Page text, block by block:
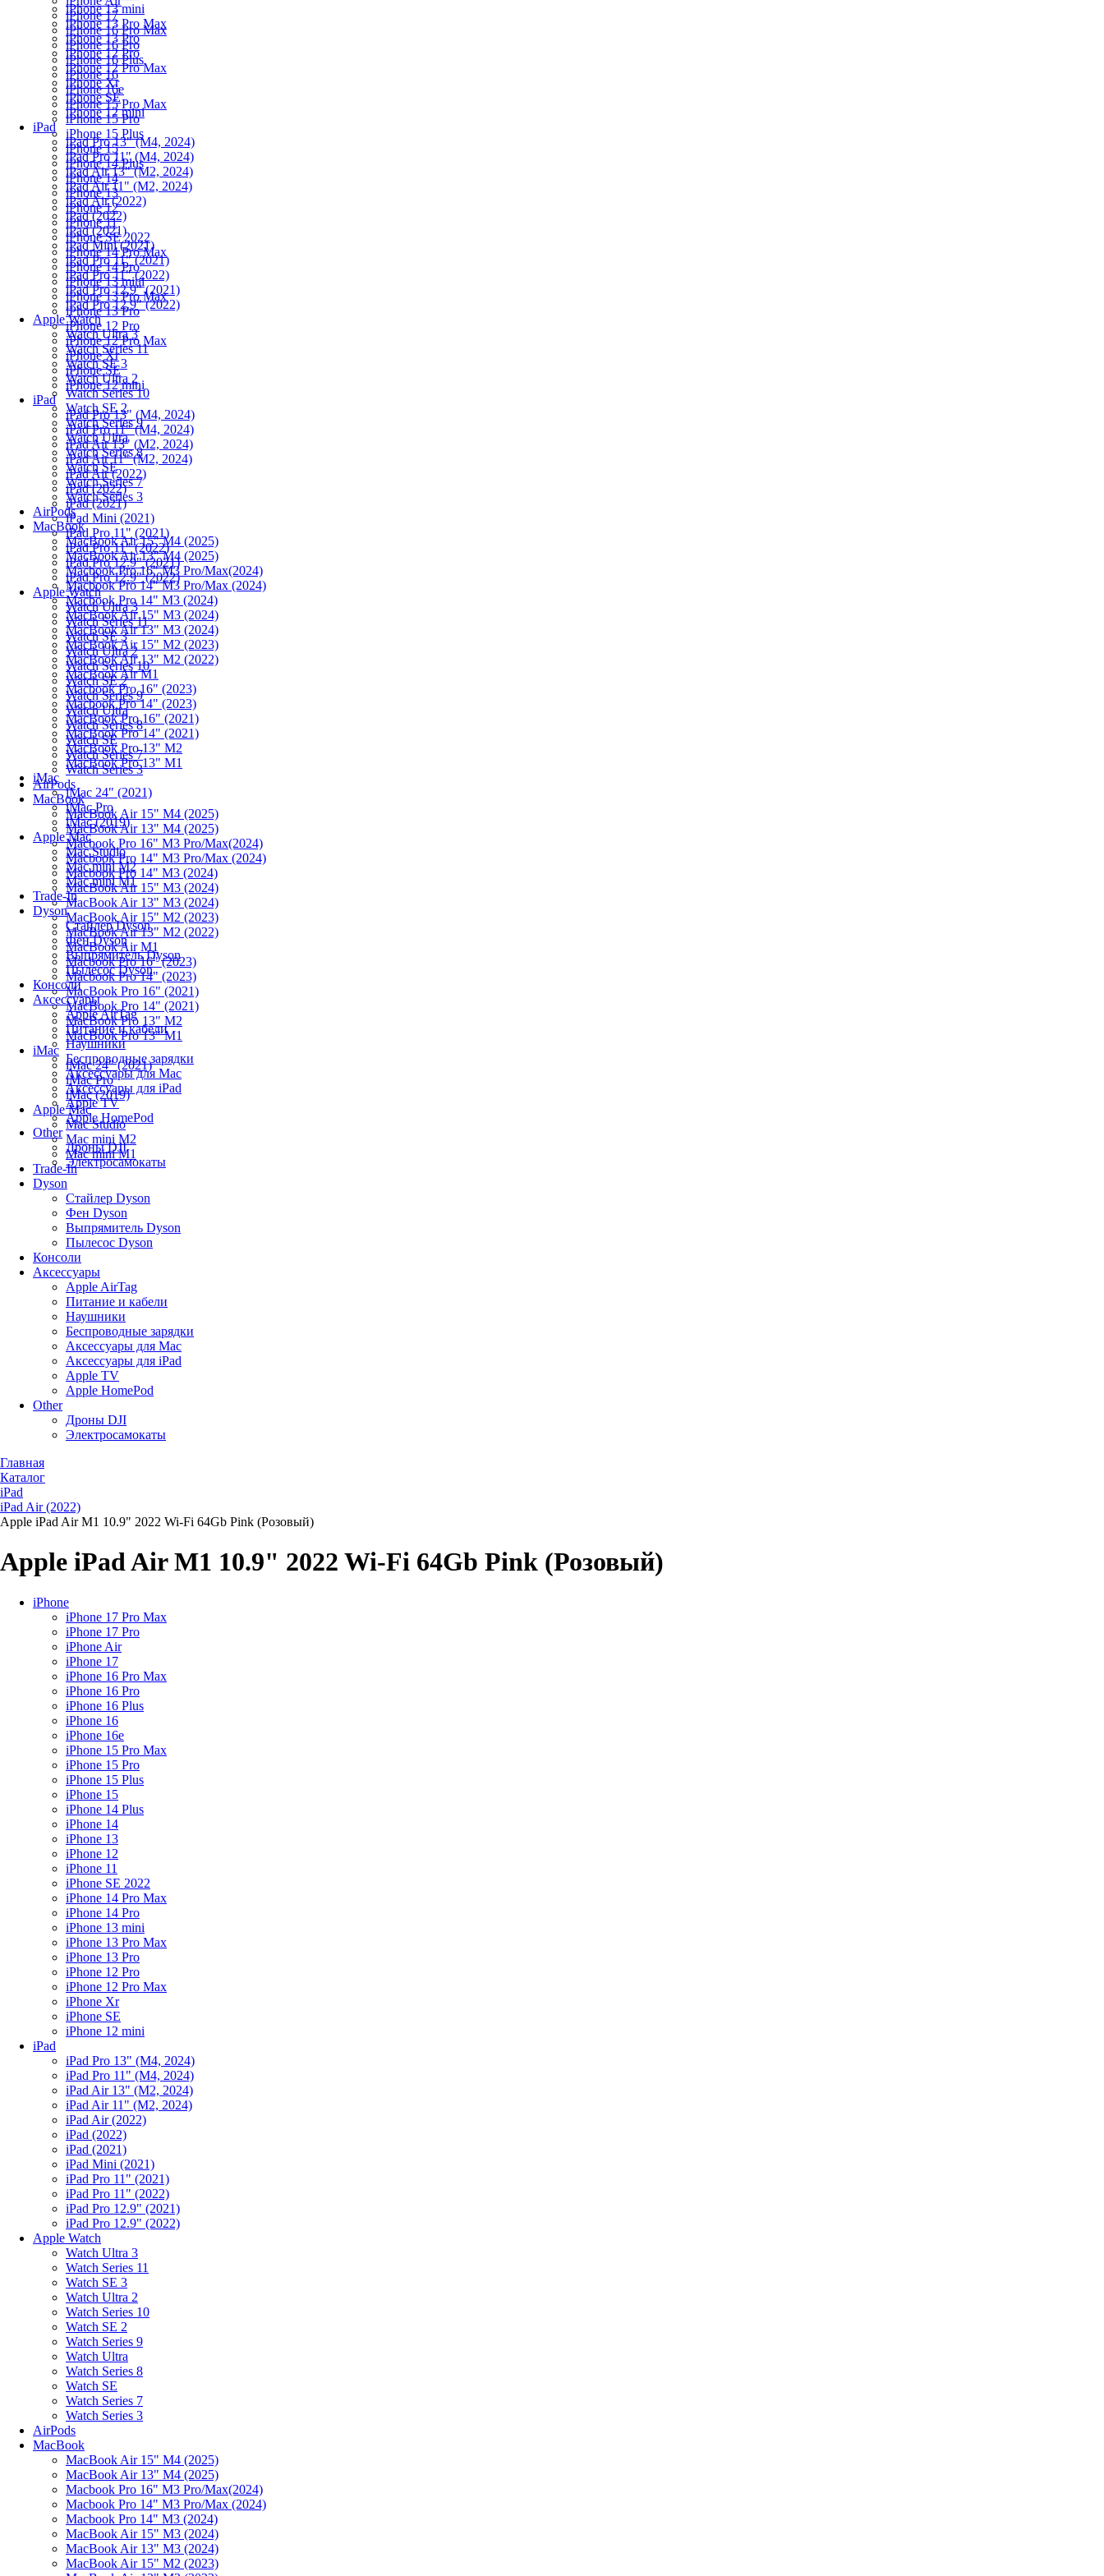
iPhone 13 mini
iPhone 13 Pro Max
iPhone 13 Pro
iPhone 12 Pro
iPhone 12 Pro Max
iPhone Xr
iPhone SE
iPhone 12 mini
iPad
iPad Pro 13" (M4, 2024)
iPad Pro 11" (M4, 2024)
iPad Air 13" (M2, 2024)
iPad Air 11" (M2, 2024)
iPad Air (2022)
iPad (2022)
iPad (2021)
iPad Mini (2021)
iPad Pro 11" (2021)
iPad Pro 11" (2022)
iPad Pro 12.9" (2021)
iPad Pro 12.9" (2022)
Apple Watch
Watch Ultra 3
Watch Series 11
Watch SE 3
Watch Ultra 2
Watch Series 10
Watch SE 2
Watch Series 9
Watch Ultra
Watch Series 8
Watch SE
Watch Series 7
Watch Series 3
AirPods
MacBook
MacBook Air 15" M4 (2025)
MacBook Air 13" M4 (2025)
Macbook Pro 16" M3 Pro/Max(2024)
Macbook Pro 14" M3 Pro/Max (2024)
Macbook Pro 14" M3 (2024)
MacBook Air 15" M3 (2024)
MacBook Air 13" M3 (2024)
MacBook Air 15" M2 (2023)
MacBook Air 13" M2 (2022)
MacBook Air M1
Macbook Pro 16" (2023)
Macbook Pro 14" (2023)
MacBook Pro 16" (2021)
MacBook Pro 14" (2021)
MacBook Pro 13" M2
MacBook Pro 13" M1
iMac
iMac 24" (2021)
iMac Pro
iMac (2019)
Apple Mac
Mac Studio
Mac mini M2
Mac mini M1
Trade-In
Dyson
Стайлер Dyson
Фен Dyson
Выпрямитель Dyson
Пылесос Dyson
Консоли
Аксессуары
Apple AirTag
Питание и кабели
Наушники
Беспроводные зарядки
Аксессуары для Mac
Аксессуары для iPad
Apple TV
Apple HomePod
Other
Дроны DJI
Электросамокаты
iPhone 17
iPhone 16 Pro Max
iPhone 16 Pro
iPhone 16 Plus
iPhone 16
iPhone 16e
iPhone 15 Pro Max
iPhone 15 Pro
iPhone 15 Plus
iPhone 15
iPhone 14 Plus
iPhone 14
iPhone 13
iPhone 12
iPhone 11
iPhone SE 2022
iPhone 14 Pro Max
iPhone 14 Pro
iPhone 13 mini
iPhone 13 Pro Max
iPhone 13 Pro
iPhone 12 Pro
iPhone 12 Pro Max
iPhone Xr
iPhone SE
iPhone 12 mini
iPad
iPad Pro 13" (M4, 2024)
iPad Pro 11" (M4, 2024)
iPad Air 13" (M2, 2024)
iPad Air 11" (M2, 2024)
iPad Air (2022)
iPad (2022)
iPad (2021)
iPad Mini (2021)
iPad Pro 11" (2021)
iPad Pro 11" (2022)
iPad Pro 12.9" (2021)
iPad Pro 12.9" (2022)
Apple Watch
Watch Ultra 3
Watch Series 11
Watch SE 3
Watch Ultra 2
Watch Series 10
Watch SE 2
Watch Series 9
Watch Ultra
Watch Series 8
Watch SE
Watch Series 7
Watch Series 3
AirPods
MacBook
MacBook Air 15" M4 (2025)
MacBook Air 13" M4 (2025)
Macbook Pro 16" M3 Pro/Max(2024)
Macbook Pro 14" M3 Pro/Max (2024)
Macbook Pro 14" M3 (2024)
MacBook Air 15" M3 (2024)
MacBook Air 13" M3 (2024)
MacBook Air 15" M2 (2023)
MacBook Air 13" M2 (2022)
MacBook Air M1
Macbook Pro 16" (2023)
Macbook Pro 14" (2023)
MacBook Pro 16" (2021)
MacBook Pro 14" (2021)
MacBook Pro 13" M2
MacBook Pro 13" M1
iMac
iMac 24" (2021)
iMac Pro
iMac (2019)
Apple Mac
Mac Studio
Mac mini M2
Mac mini M1
Trade-In
Dyson
Стайлер Dyson
Фен Dyson
Выпрямитель Dyson
Пылесос Dyson
Консоли
Аксессуары
Apple AirTag
Питание и кабели
Наушники
Беспроводные зарядки
Аксессуары для Mac
Аксессуары для iPad
Apple TV
Apple HomePod
Other
Дроны DJI
Электросамокаты
Главная
Каталог
iPad
iPad Air (2022)
Apple iPad Air M1 10.9" 2022 Wi-Fi 64Gb Pink (Розовый)
Apple iPad Air M1 10.9" 2022 Wi-Fi 64Gb Pink (Розовый)
iPhone
iPhone 17 Pro Max
iPhone 17 Pro
iPhone Air
iPhone 17
iPhone 16 Pro Max
iPhone 16 Pro
iPhone 16 Plus
iPhone 16
iPhone 16e
iPhone 15 Pro Max
iPhone 15 Pro
iPhone 15 Plus
iPhone 15
iPhone 14 Plus
iPhone 14
iPhone 13
iPhone 12
iPhone 11
iPhone SE 2022
iPhone 14 Pro Max
iPhone 14 Pro
iPhone 13 mini
iPhone 13 Pro Max
iPhone 13 Pro
iPhone 12 Pro
iPhone 12 Pro Max
iPhone Xr
iPhone SE
iPhone 12 mini
iPad
iPad Pro 13" (M4, 2024)
iPad Pro 11" (M4, 2024)
iPad Air 13" (M2, 2024)
iPad Air 11" (M2, 2024)
iPad Air (2022)
iPad (2022)
iPad (2021)
iPad Mini (2021)
iPad Pro 11" (2021)
iPad Pro 11" (2022)
iPad Pro 12.9" (2021)
iPad Pro 12.9" (2022)
Apple Watch
Watch Ultra 3
Watch Series 11
Watch SE 3
Watch Ultra 2
Watch Series 10
Watch SE 2
Watch Series 9
Watch Ultra
Watch Series 8
Watch SE
Watch Series 7
Watch Series 3
AirPods
MacBook
MacBook Air 15" M4 (2025)
MacBook Air 13" M4 (2025)
Macbook Pro 16" M3 Pro/Max(2024)
Macbook Pro 14" M3 Pro/Max (2024)
Macbook Pro 14" M3 (2024)
MacBook Air 15" M3 (2024)
MacBook Air 13" M3 (2024)
MacBook Air 15" M2 (2023)